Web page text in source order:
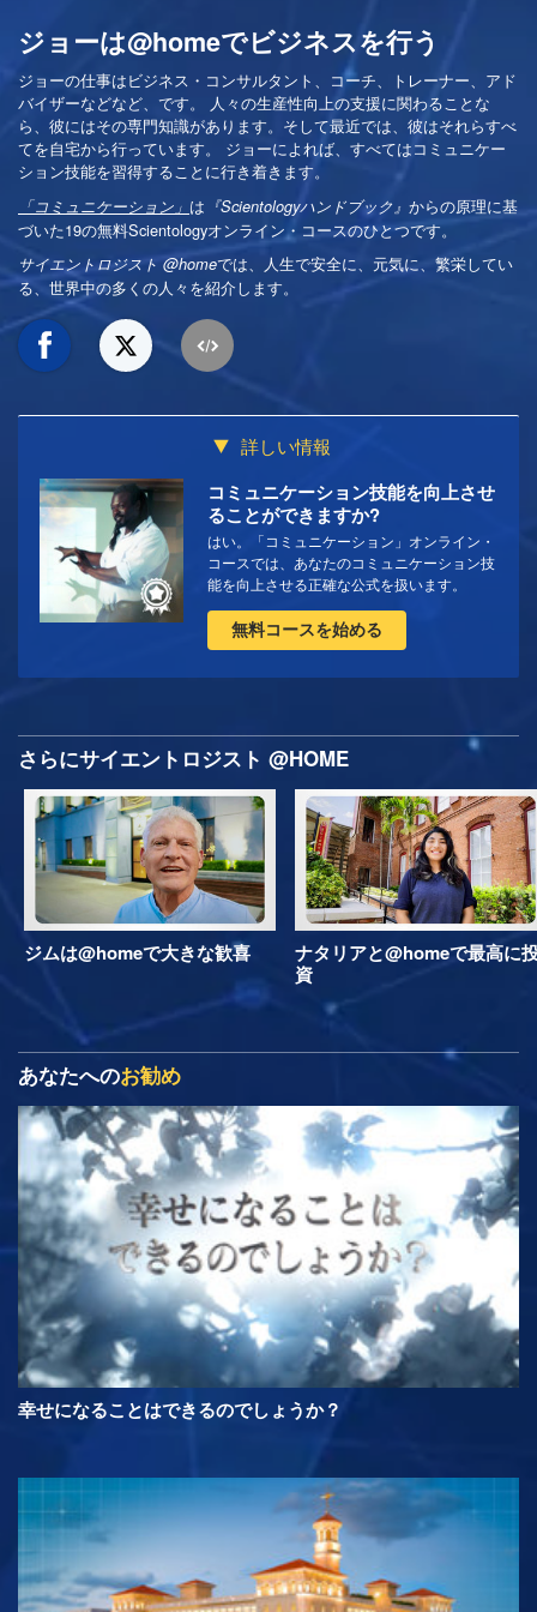
ジョーは@homeでビジネスを行う
ジョーの仕事はビジネス・コンサルタント、コーチ、トレーナー、アド
バイザーなどなど、です。 人々の生産性向上の支援に関わることな
ら、彼にはその専門知識があります。そして最近では、彼はそれらすべ
てを自宅から行っています。 ジョーによれば、すべてはコミュニケー
ション技能を習得することに行き着きます。
「コミュニケーション」 は 『Scientologyハンドブック』 からの原理に基
づいた19の無料Scientologyオンライン・コースのひとつです。
サイエントロジスト @homeでは、人生で安全に、元気に、繁栄してい
る、世界中の多くの人々を紹介します。
詳しい情報
コミュニケーション技能を向上させ
ることができますか?
はい。「コミュニケーション」オンライン・
コースでは、あなたのコミュニケーション技
能を向上させる正確な公式を扱います。
無料コースを始める
さらにサイエントロジスト @HOME
ジムは@homeで大きな歓喜
ナタリアと@homeで最高に
資
あなたへのお勧め
幸せになることはできるのでしょうか？